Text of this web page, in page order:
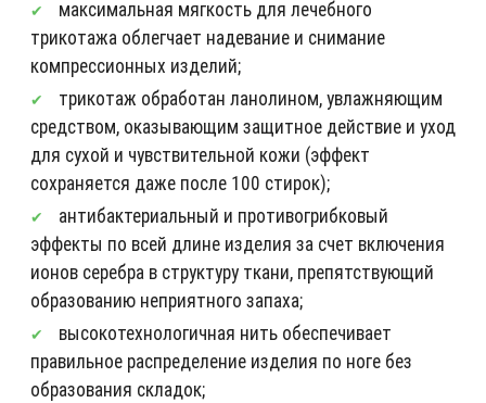
максимальная мягкость для лечебного
трикотажа облегчает надевание и снимание
компрессионных изделий;
трикотаж обработан ланолином, увлажняющим
средством, оказывающим защитное действие и уход
для сухой и чувствительной кожи (эффект
сохраняется даже после 100 стирок);
антибактериальный и противогрибковый
эффекты по всей длине изделия за счет включения
ионов серебра в структуру ткани, препятствующий
образованию неприятного запаха;
высокотехнологичная нить обеспечивает
правильное распределение изделия по ноге без
образования складок;